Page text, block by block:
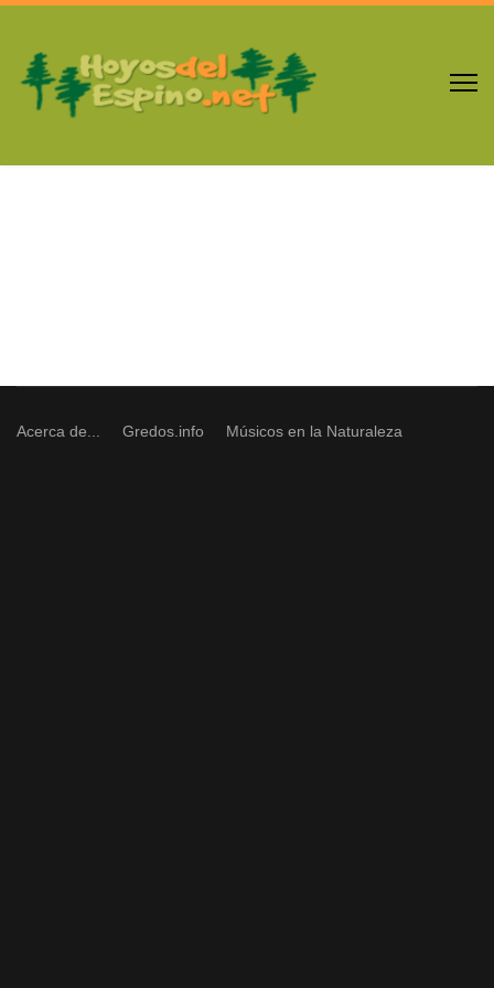
Acerca de... Gredos.info Músicos en la Naturaleza